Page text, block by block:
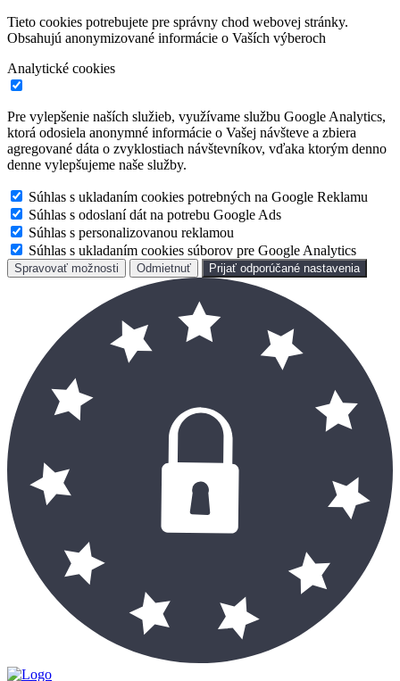
Tieto cookies potrebujete pre správny chod webovej stránky.
Obsahujú anonymizované informácie o Vaších výberoch
Analytické cookies
Pre vylepšenie naších služieb, využívame službu Google Analytics,
ktorá odosiela anonymné informácie o Vašej návšteve a zbiera
agregované dáta o zvyklostiach návštevníkov, vďaka ktorým denno
denne vylepšujeme naše služby.
Súhlas s ukladaním cookies potrebných na Google Reklamu
Súhlas s odoslaní dát na potrebu Google Ads
Súhlas s personalizovanou reklamou
Súhlas s ukladaním cookies súborov pre Google Analytics
Spravovať možnosti Odmietnuť Prijať odporúčané nastavenia